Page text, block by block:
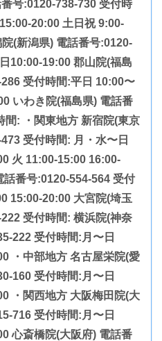
号:0120-738-730 受付時
20:00 土日祝 9:00-
(新潟県) 電話番号:0120-
10:00-19:00 郡山院(福島
受付時間:平日 10:00〜
いわき院(福島県) 電話番
間: ・関東地方 新宿院(東京
受付時間: 月・水〜日
火 11:00-15:00 16:00-
番号:0120-554-564 受付
15:00-20:00 大宮院(埼玉
受付時間: 横浜院(神奈
222 受付時間:月〜日
・中部地方 名古屋栄院(愛
160 受付時間:月〜日
・関西地方 大阪梅田院(大
716 受付時間:月〜日
心斎橋院(大阪府) 電話番